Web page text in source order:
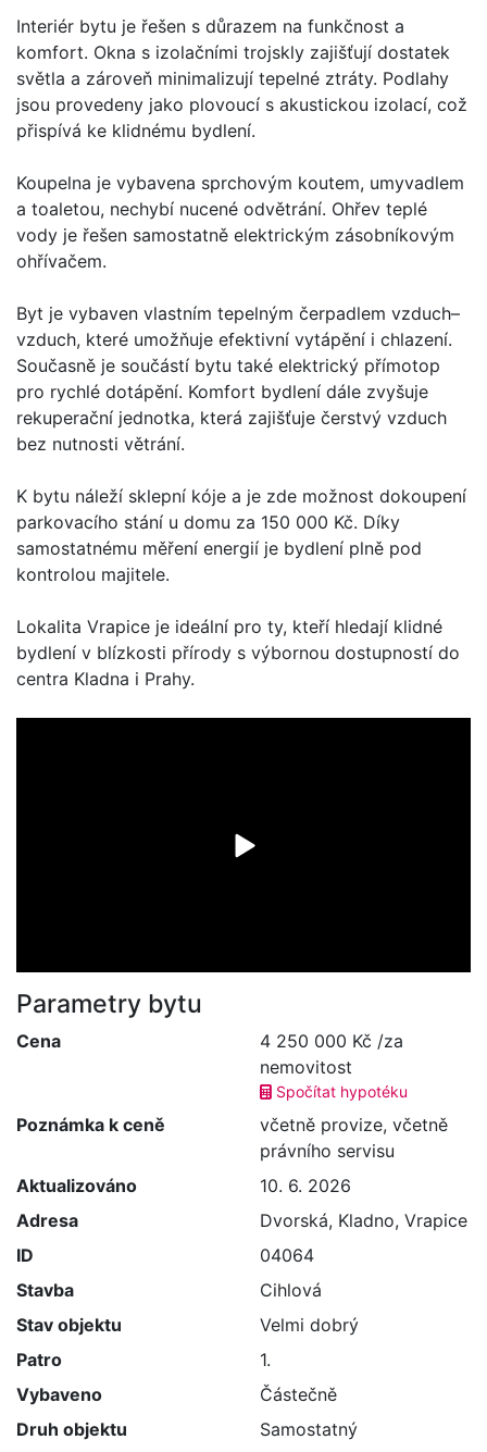
Interiér bytu je řešen s důrazem na funkčnost a
komfort. Okna s izolačními trojskly zajišťují dostatek
světla a zároveň minimalizují tepelné ztráty. Podlahy
jsou provedeny jako plovoucí s akustickou izolací, což
přispívá ke klidnému bydlení.
Koupelna je vybavena sprchovým koutem, umyvadlem
a toaletou, nechybí nucené odvětrání. Ohřev teplé
vody je řešen samostatně elektrickým zásobníkovým
ohřívačem.
Byt je vybaven vlastním tepelným čerpadlem vzduch–
vzduch, které umožňuje efektivní vytápění i chlazení.
Současně je součástí bytu také elektrický přímotop
pro rychlé dotápění. Komfort bydlení dále zvyšuje
rekuperační jednotka, která zajišťuje čerstvý vzduch
bez nutnosti větrání.
K bytu náleží sklepní kóje a je zde možnost dokoupení
parkovacího stání u domu za 150 000 Kč. Díky
samostatnému měření energií je bydlení plně pod
kontrolou majitele.
Lokalita Vrapice je ideální pro ty, kteří hledají klidné
bydlení v blízkosti přírody s výbornou dostupností do
centra Kladna i Prahy.
Parametry bytu
Cena
4 250 000 Kč /za
nemovitost
Spočítat hypotéku
Poznámka k ceně
včetně provize, včetně
právního servisu
Aktualizováno
10. 6. 2026
Adresa
Dvorská, Kladno, Vrapice
ID
04064
Stavba
Cihlová
Stav objektu
Velmi dobrý
Patro
1.
Vybaveno
Částečně
Druh objektu
Samostatný